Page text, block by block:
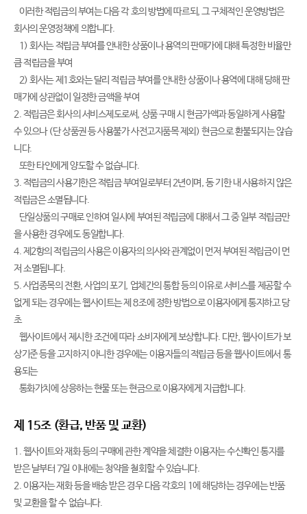
이러한 적립금의 부여는 다음 각 호의 방법에 따르되, 그 구체적인 운영방법은
회사의 운영정책에 의합니다.
1) 회사는 적립금 부여를 안내한 상품이나 용역의 판매가에 대해 특정한 비율만
큼 적립금을 부여
2) 회사는 제1호와는 달리 적립금 부여를 안내한 상품이나 용역에 대해 당해 판
매가에 상관없이 일정한 금액을 부여
2. 적립금은 회사의 서비스제도로써, 상품 구매 시 현금가액과 동일하게 사용할
수 있으나 (단 상품권 등 사용불가 사전고지품목 제외) 현금으로 환불되지는 않습
니다.
또한 타인에게 양도할 수 없습니다.
3. 적립금의 사용기한은 적립금 부여일로부터 2년이며, 동 기한 내 사용하지 않은
적립금은 소멸됩니다.
단일상품의 구매로 인하여 일시에 부여된 적립금에 대해서 그 중 일부 적립금만
을 사용한 경우에도 동일합니다.
4. 제2항의 적립금의 사용은 이용자의 의사와 관계없이 먼저 부여된 적립금이 먼
저 소멸됩니다.
5. 사업종목의 전환, 사업의 포기, 업체간의 통합 등의 이유로 서비스를 제공할 수
없게 되는 경우에는 웹사이트는 제 8조에 정한 방법으로 이용자에게 통지하고 당
초
웹사이트에서 제시한 조건에 따라 소비자에게 보상합니다. 다만, 웹사이트가 보
상기준 등을 고지하지 아니한 경우에는 이용자들의 적립금 등을 웹사이트에서 통
용되는
통화가치에 상응하는 현물 또는 현금으로 이용자에게 지급합니다.
제 15조 (환급, 반품 및 교환)
1. 웹사이트와 재화 등의 구매에 관한 계약을 체결한 이용자는 수신확인 통지를
받은 날부터 7일 이내에는 청약을 철회할 수 있습니다.
2. 이용자는 재화 등을 배송 받은 경우 다음 각호의 1에 해당하는 경우에는 반품
및 교환을 할 수 없습니다.